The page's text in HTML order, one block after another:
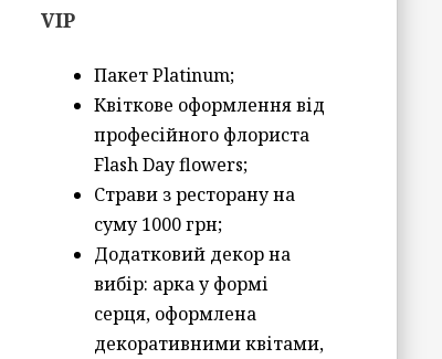
VIP
Пакет Platinum;
Квіткове оформлення від
професійного флориста
Flash Day flowers;
Страви з ресторану на
суму 1000 грн;
Додатковий декор на
вибір: арка у формі
серця, оформлена
декоративними квітами,